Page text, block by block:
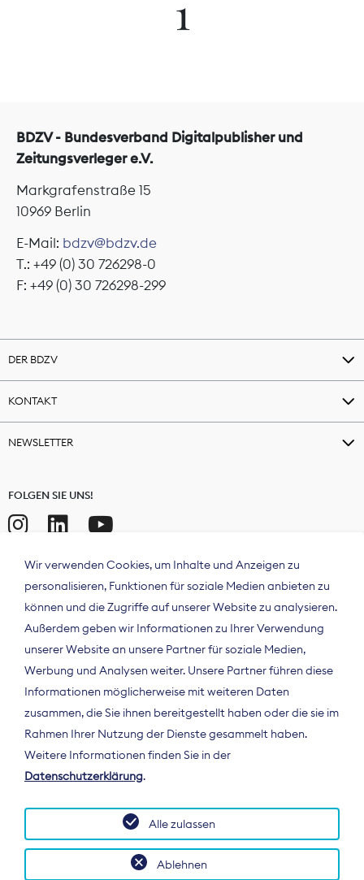
1
BDZV - Bundesverband Digitalpublisher und
Zeitungsverleger e.V.
Markgrafenstraße 15
10969 Berlin
E-Mail: bdzv@bdzv.de
T.: +49 (0) 30 726298-0
F: +49 (0) 30 726298-299
DER BDZV
KONTAKT
NEWSLETTER
FOLGEN SIE UNS!
Der Bundesverband Digitalpublisher und
Zeitungsverleger (BDZV) vertritt als
Spitzenorganisation die Interessen der
Deutschland und auf EU-Ebene.
Wir verwenden Cookies, um Inhalte und Anzeigen zu
personalisieren, Funktionen für soziale Medien anbieten zu
können und die Zugriffe auf unserer Website zu analysieren.
Außerdem geben wir Informationen zu Ihrer Verwendung
unserer Website an unsere Partner für soziale Medien,
Werbung und Analysen weiter. Unsere Partner führen diese
Informationen möglicherweise mit weiteren Daten
zusammen, die Sie ihnen bereitgestellt haben oder die sie im
Rahmen Ihrer Nutzung der Dienste gesammelt haben.
Weitere Informationen finden Sie in der
Datenschutzerklärung.
Ablehnen
Alle zulassen